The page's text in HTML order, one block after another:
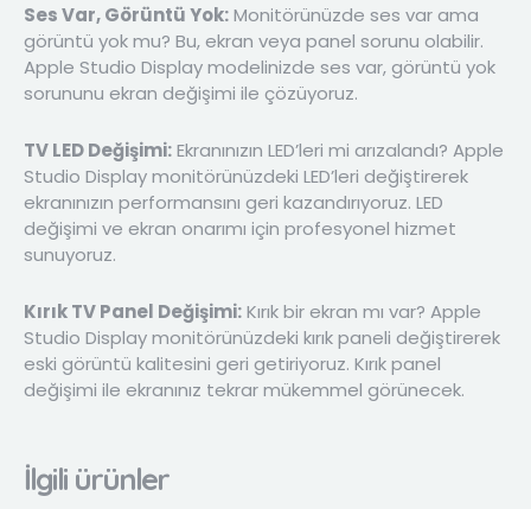
Ses Var, Görüntü Yok:Monitörünüzde ses var ama
görüntü yok mu? Bu, ekran veya panel sorunu olabilir.
Apple Studio Display modelinizde ses var, görüntü yok
sorununu ekran değişimi ile çözüyoruz.
TV LED Değişimi:Ekranınızın LED’leri mi arızalandı? Apple
Studio Display monitörünüzdeki LED’leri değiştirerek
ekranınızın performansını geri kazandırıyoruz. LED
değişimi ve ekran onarımı için profesyonel hizmet
sunuyoruz.
Kırık TV Panel Değişimi:Kırık bir ekran mı var? Apple
Studio Display monitörünüzdeki kırık paneli değiştirerek
eski görüntü kalitesini geri getiriyoruz. Kırık panel
değişimi ile ekranınız tekrar mükemmel görünecek.
İlgili ürünler